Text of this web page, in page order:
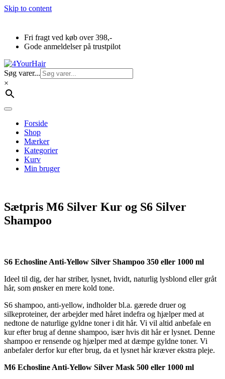
Skip to content
Fri fragt ved køb over 398,-
Gode anmeldelser på trustpilot
Søg varer...
×
Forside
Shop
Mærker
Kategorier
Kurv
Min bruger
Sætpris M6 Silver Kur og S6 Silver
Shampoo
S6 Echosline Anti-Yellow Silver Shampoo 350 eller 1000 ml
Ideel til dig, der har striber, lysnet, hvidt, naturlig lysblond eller gråt
hår, som ønsker en mere kold tone.
S6 shampoo, anti-yellow, indholder bl.a. gærede druer og
silkeproteiner, der arbejder med håret indefra og hjælper med at
nedtone de naturlige gyldne toner i dit hår. Vi vil altid anbefale en
kur efter brug af denne shampoo, især hvis dit hår er lysnet. Denne
shampoo er rensende og hjælper med at dæmpe gyldne toner. Vi
anbefaler derfor kur efter brug, da et lysnet hår kræver ekstra pleje.
M6 Echosline Anti-Yellow Silver Mask 500 eller 1000 ml